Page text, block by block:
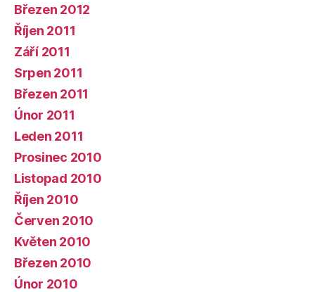
Březen 2012
Říjen 2011
Září 2011
Srpen 2011
Březen 2011
Únor 2011
Leden 2011
Prosinec 2010
Listopad 2010
Říjen 2010
Červen 2010
Květen 2010
Březen 2010
Únor 2010